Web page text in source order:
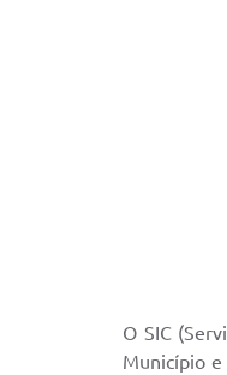
O SIC
Município